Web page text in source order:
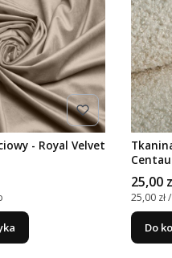
- Royal Velvet
Cena
25,00
Cena
25,00 zł
Do